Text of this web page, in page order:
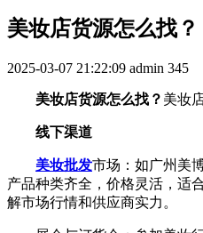
美妆店货源怎么找？
2025-03-07 21:22:09 admin 345
美妆店货源怎么找？ 美妆
线下渠道
美妆批发市场：如广州美
产品种类齐全，价格灵活，适
解市场行情和供应商实力。